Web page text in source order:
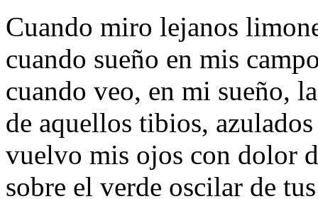
Cuando miro lejanos
cuando sueño en mis
cuando veo, en mi sueño,
de aquellos tibios, azulados
vuelvo mis ojos con dolor
sobre el verde oscilar de